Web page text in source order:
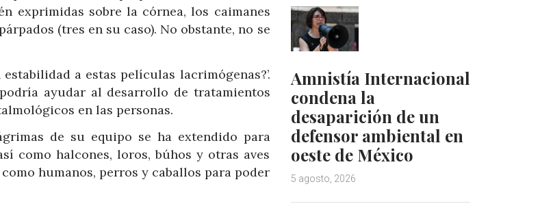
exprimidas sobre la córnea, los caimanes
(tres en su caso). No obstante, no se
a estas películas lacrimógenas?’.
ayudar al desarrollo de tratamientos
en las personas.
de su equipo se ha extendido para
como halcones, loros, búhos y otras aves
humanos, perros y caballos para poder
Amnistía Internacional
condena la
desaparición de un
defensor ambiental en
oeste de México
5 agosto, 2026